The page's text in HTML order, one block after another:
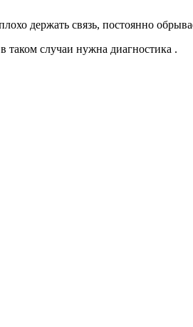
держать связь, постоянно
случаи нужна диагностика .